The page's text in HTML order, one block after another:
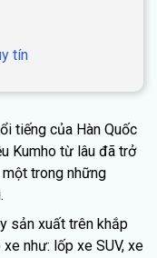
tín
tiếng của Hàn Quốc
Kumho từ lâu đã trở
trong những
sản xuất trên khắp
như: lốp xe SUV, xe